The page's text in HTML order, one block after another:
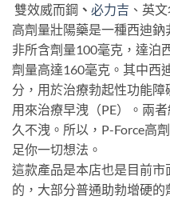
雙效威而鋼 、 必力吉 、英
高劑量壯陽藥是一種西迪
非所含劑量100毫克，達泊
劑量高達160毫克。其中西
分，用於治療勃起性功能
用來治療早洩（PE）。兩
久不洩。所以，P-Force高
足你一切想法。
這款產品是本店也是目前
的，大部分普通助勃增硬